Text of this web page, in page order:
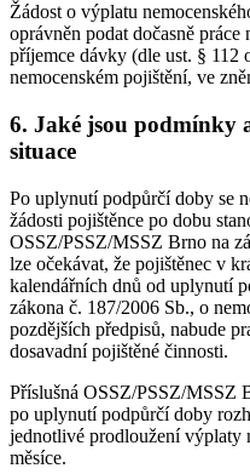
Žádost o výplatu
oprávněn podat dočasně
příjemce dávky (dle ust. § 112
nemocenském pojištění, ve
6. Jaké jsou podmínky
situace
Po uplynutí podpůrčí doby se
žádosti pojištěnce po dobu
OSSZ/PSSZ/MSSZ Brno na
lze očekávat, že pojištěnec v
kalendářních dnů od uplynutí
zákona č. 187/2006 Sb., o
pozdějších předpisů, nabude
dosavadní pojištěné činnosti.
Příslušná OSSZ/PSSZ/MSSZ
po uplynutí podpůrčí doby
jednotlivé prodloužení výplaty
měsíce.